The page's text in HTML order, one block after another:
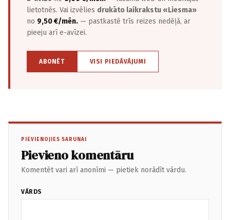
lietotnēs. Vai izvēlies drukāto laikrakstu «Liesma»
no 9,50 €/mēn. — pastkastē trīs reizes nedēļā, ar
pieeju arī e-avīzei.
ABONĒT VISI PIEDĀVĀJUMI
PIEVIENOJIES SARUNAI
Pievieno komentāru
Komentēt vari arī anonīmi — pietiek norādīt vārdu.
VĀRDS